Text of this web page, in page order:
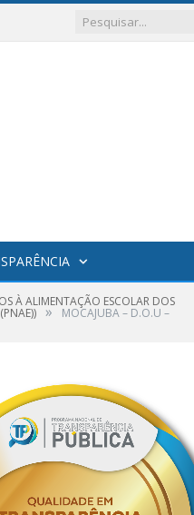
À ALIMENTAÇÃO ESCOLAR DOS
» MOCAJUBA – D.O.U –